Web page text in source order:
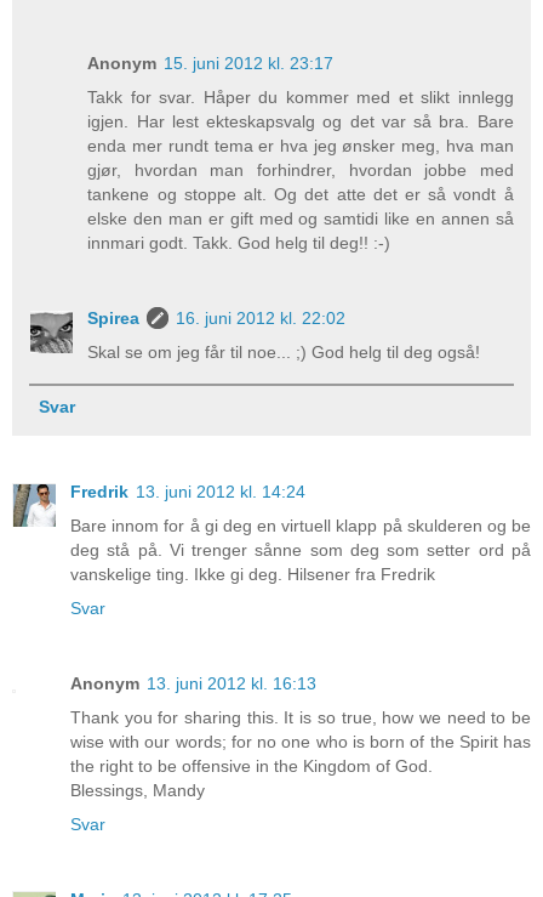
Anonym 15. juni 2012 kl. 23:17
Takk for svar. Håper du kommer med et slikt innlegg
igjen. Har lest ekteskapsvalg og det var så bra. Bare
enda mer rundt tema er hva jeg ønsker meg, hva man
gjør, hvordan man forhindrer, hvordan jobbe med
tankene og stoppe alt. Og det atte det er så vondt å
elske den man er gift med og samtidi like en annen så
innmari godt. Takk. God helg til deg!! :-)
Spirea
16. juni 2012 kl. 22:02
Skal se om jeg får til noe... ;) God helg til deg også!
Svar
Fredrik 13. juni 2012 kl. 14:24
Bare innom for å gi deg en virtuell klapp på skulderen og be
deg stå på. Vi trenger sånne som deg som setter ord på
vanskelige ting. Ikke gi deg. Hilsener fra Fredrik
Svar
Anonym 13. juni 2012 kl. 16:13
Thank you for sharing this. It is so true, how we need to be
wise with our words; for no one who is born of the Spirit has
the right to be offensive in the Kingdom of God.
Blessings, Mandy
Svar